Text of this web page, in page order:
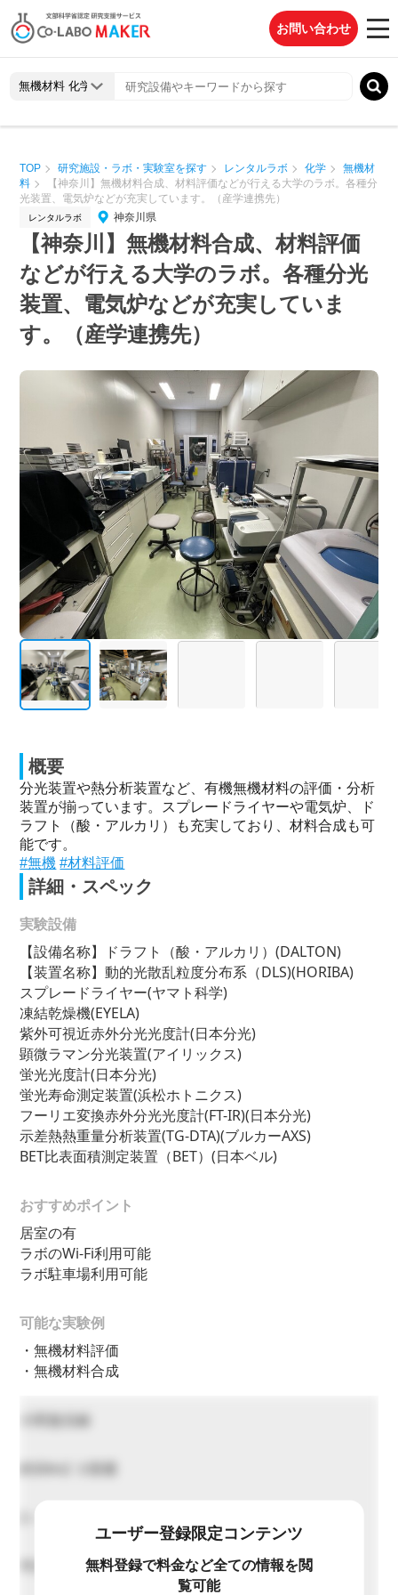
お問い合わせ
TOP 研究施設・ラボ・実験室を探す レンタルラボ 化学
無機材
料
【神奈川】無機材料合成、材料評価などが行える大学のラボ。各種分
光装置、電気炉などが充実しています。（産学連携先）
レンタルラボ
神奈川県
【神奈川】無機材料合成、材料評価
などが行える大学のラボ。各種分光
装置、電気炉などが充実していま
す。（産学連携先）
概要
分光装置や熱分析装置など、有機無機材料の評価・分析
装置が揃っています。スプレードライヤーや電気炉、ド
ラフト（酸・アルカリ）も充実しており、材料合成も可
能です。
#無機 #材料評価
詳細・スペック
実験設備
【設備名称】ドラフト（酸・アルカリ）(DALTON)
【装置名称】動的光散乱粒度分布系（DLS)(HORIBA)
スプレードライヤー(ヤマト科学)
凍結乾燥機(EYELA)
紫外可視近赤外分光光度計(日本分光)
顕微ラマン分光装置(アイリックス)
蛍光光度計(日本分光)
蛍光寿命測定装置(浜松ホトニクス)
フーリエ変換赤外分光光度計(FT-IR)(日本分光)
示差熱熱重量分析装置(TG-DTA)(ブルカーAXS)
BET比表面積測定装置（BET）(日本ベル)
おすすめポイント
居室の有
ラボのWi-Fi利用可能
ラボ駐車場利用可能
可能な実験例
・無機材料評価
・無機材料合成
小田急沿線
平日（月～金） 10:00~17:00
ユーザー登録限定コンテンツ
無料登録で料金など全ての情報を閲
覧可能